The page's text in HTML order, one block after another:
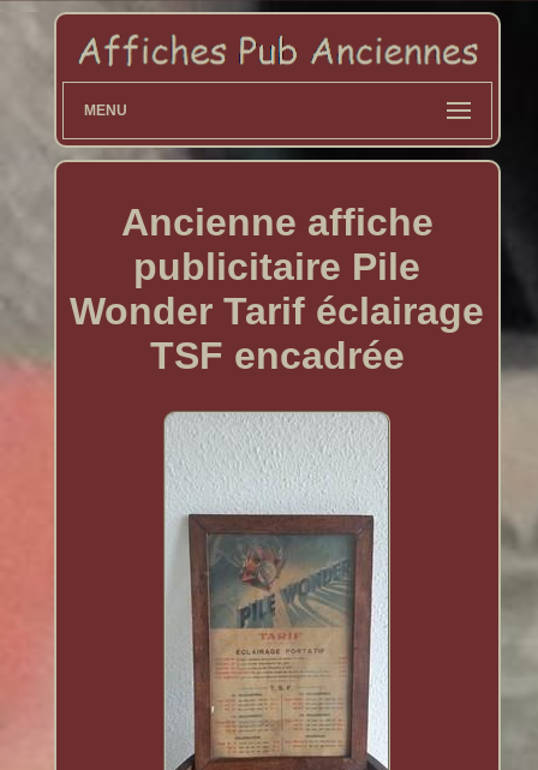
MENU
Ancienne affiche
publicitaire Pile
Wonder Tarif éclairage
TSF encadrée